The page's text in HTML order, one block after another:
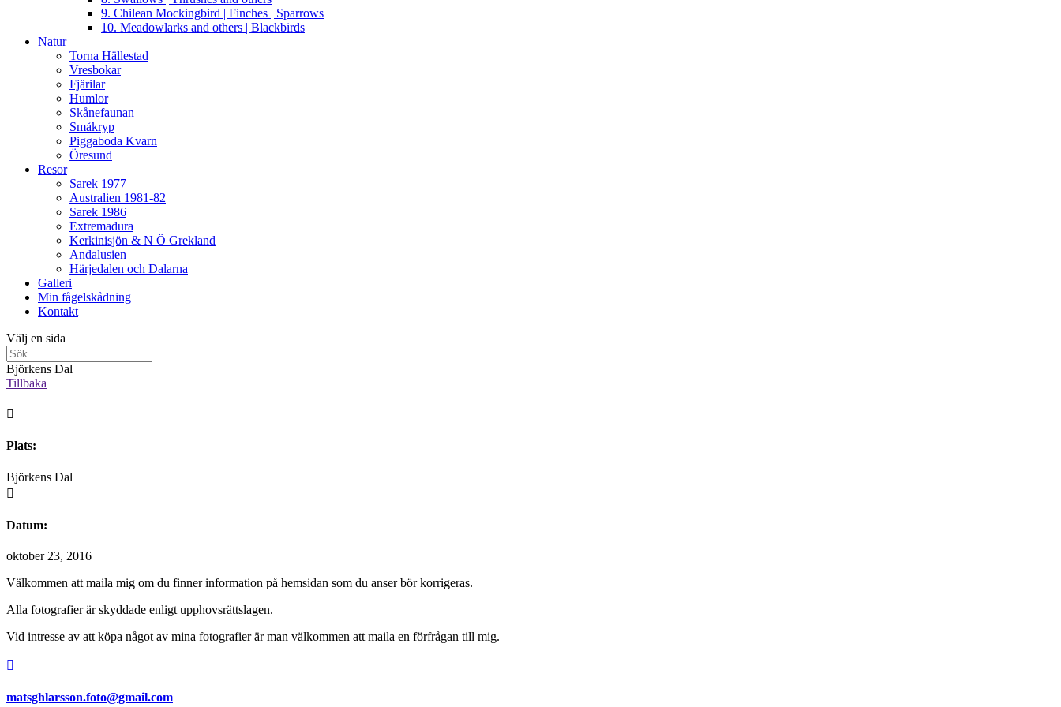
9. Chilean Mockingbird | Finches | Sparrows
10. Meadowlarks and others | Blackbirds
Natur
Torna Hällestad
Vresbokar
Fjärilar
Humlor
Skånefaunan
Småkryp
Piggaboda Kvarn
Öresund
Resor
Sarek 1977
Australien 1981-82
Sarek 1986
Extremadura
Kerkinisjön & N Ö Grekland
Andalusien
Härjedalen och Dalarna
Galleri
Min fågelskådning
Kontakt
Välj en sida
Björkens Dal
Tillbaka

Plats:
Björkens Dal

Datum:
oktober 23, 2016
Välkommen att maila mig om du finner information på hemsidan som du anser bör korrigeras.
Alla fotografier är skyddade enligt upphovsrättslagen.
Vid intresse av att köpa något av mina fotografier är man välkommen att maila en förfrågan till mig.

matsghlarsson.foto@gmail.com